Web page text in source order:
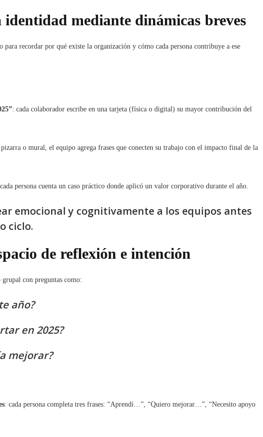
identidad mediante dinámicas breves
para recordar por qué existe la organización y cómo cada persona contribuye a ese
: cada colaborador escribe en una tarjeta (física o digital) su mayor contribución del
pizarra o mural, el equipo agrega frases que conecten su trabajo con el impacto final de la
persona cuenta un caso práctico donde aplicó un valor corporativo durante el año.
emocional y cognitivamente a los equipos antes
ciclo.
de reflexión e intención
con preguntas como:
año?
en 2025?
mejorar?
: cada persona completa tres frases: “Aprendí…”, “Quiero mejorar…”, “Necesito apoyo